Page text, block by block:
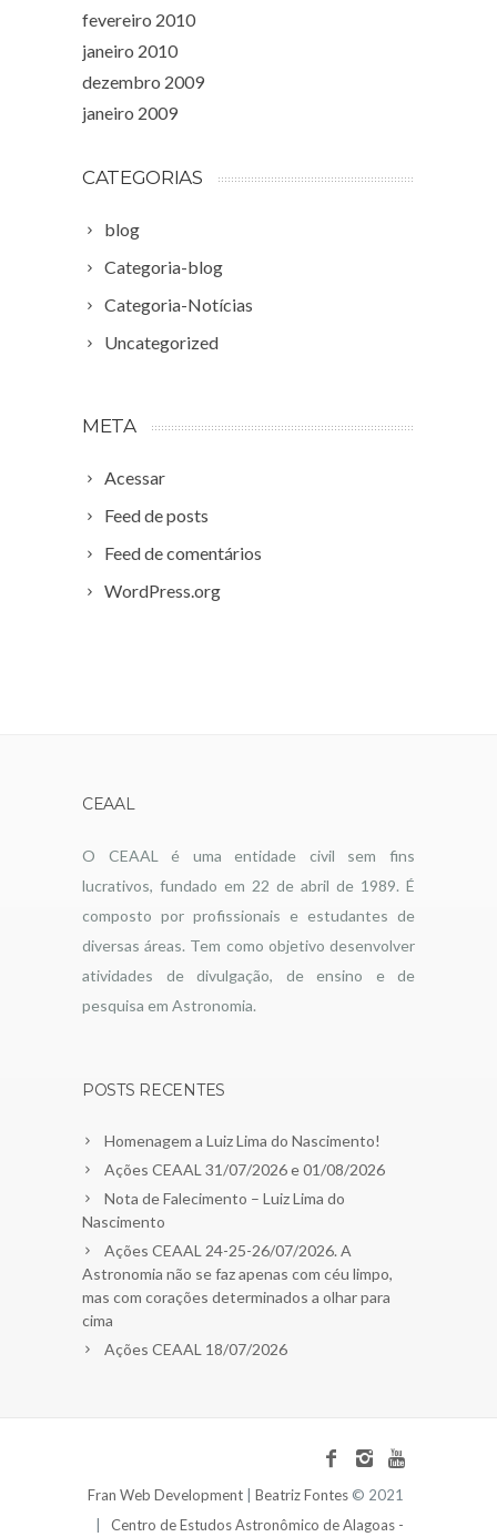
fevereiro 2010
janeiro 2010
dezembro 2009
janeiro 2009
CATEGORIAS
blog
Categoria-blog
Categoria-Notícias
Uncategorized
META
Acessar
Feed de posts
Feed de comentários
WordPress.org
CEAAL
O CEAAL é uma entidade civil sem fins
lucrativos, fundado em 22 de abril de 1989. É
composto por profissionais e estudantes de
diversas áreas. Tem como objetivo desenvolver
atividades de divulgação, de ensino e de
pesquisa em Astronomia.
POSTS RECENTES
Homenagem a Luiz Lima do Nascimento!
Ações CEAAL 31/07/2026 e 01/08/2026
Nota de Falecimento – Luiz Lima do
Nascimento
Ações CEAAL 24-25-26/07/2026. A
Astronomia não se faz apenas com céu limpo,
mas com corações determinados a olhar para
cima
Ações CEAAL 18/07/2026
Fran Web Development Beatriz Fontes © 2021
Centro de Estudos Astronômico de Alagoas -